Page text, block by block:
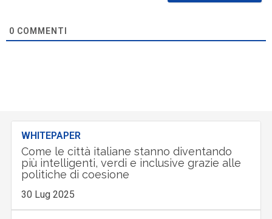
0 COMMENTI
WHITEPAPER
Come le città italiane stanno diventando
più intelligenti, verdi e inclusive grazie alle
politiche di coesione
30 Lug 2025